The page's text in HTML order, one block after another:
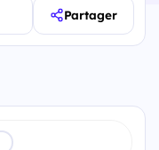
Partager